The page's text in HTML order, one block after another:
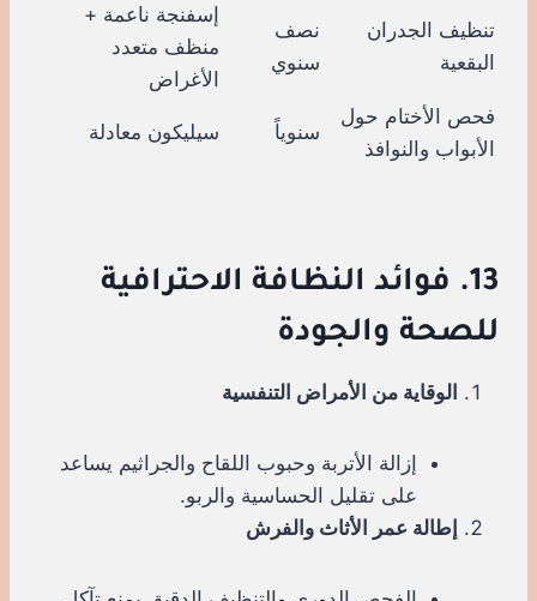
تنظيف الجدران
البقعية
نصف
سنوي
إسفنجة ناعمة +
منظف متعدد
الأغراض
فحص الأختام حول
الأبواب والنوافذ
سنوياً سيليكون معادلة
13. فوائد النظافة الاحترافية
للصحة والجودة
الوقاية من الأمراض التنفسية
إزالة الأتربة وحبوب اللقاح والجراثيم يساعد
على تقليل الحساسية والربو.
إطالة عمر الأثاث والفرش